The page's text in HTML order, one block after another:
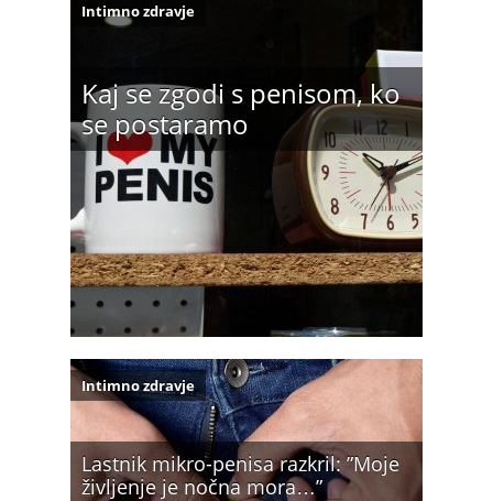
Kaj se zgodi s penisom, ko
se postaramo
Intimno zdravje
Lastnik mikro-penisa razkril: ”Moje
življenje je nočna mora…”
Intimno zdravje